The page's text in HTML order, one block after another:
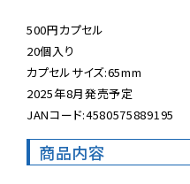
500円カプセル
20個入り
カプセルサイズ:65mm
2025年8月発売予定
JANコード:4580575889195
商品内容